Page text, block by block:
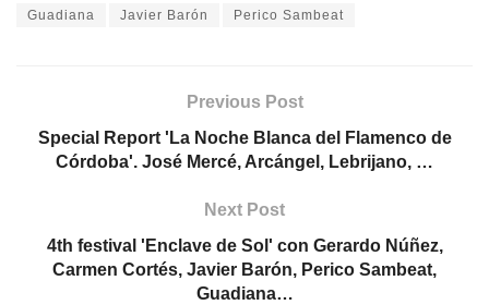
Guadiana Javier Barón Perico Sambeat
Previous Post
Special Report 'La Noche Blanca del Flamenco de
Córdoba'. José Mercé, Arcángel, Lebrijano, …
Next Post
4th festival 'Enclave de Sol' con Gerardo Núñez,
Carmen Cortés, Javier Barón, Perico Sambeat,
Guadiana…